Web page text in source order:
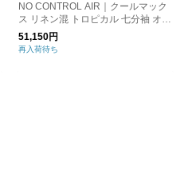
NO CONTROL AIR｜クールマック
ス リネン混 トロピカル 七分袖 オー
ルインワン le-nc1513tg-ma
51,150円
再入荷待ち